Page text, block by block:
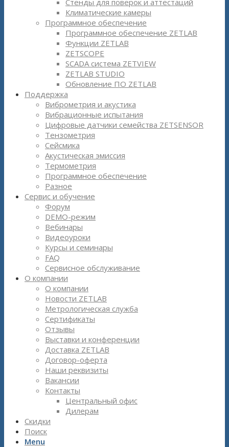
Стенды для поверок и аттестаций
Климатические камеры
Программное обеспечение
Программное обеспечение ZETLAB
Функции ZETLAB
ZETSCOPE
SCADA система ZETVIEW
ZETLAB STUDIO
Обновление ПО ZETLAB
Поддержка
Виброметрия и акустика
Вибрационные испытания
Цифровые датчики семейства ZETSENSOR
Тензометрия
Сейсмика
Акустическая эмиссия
Термометрия
Программное обеспечение
Разное
Сервис и обучение
Форум
DEMO-режим
Вебинары
Видеоуроки
Курсы и семинары
FAQ
Сервисное обслуживание
О компании
О компании
Новости ZETLAB
Метрологическая служба
Сертификаты
Отзывы
Выставки и конференции
Доставка ZETLAB
Договор-оферта
Наши реквизиты
Вакансии
Контакты
Центральный офис
Дилерам
Скидки
Поиск
Menu